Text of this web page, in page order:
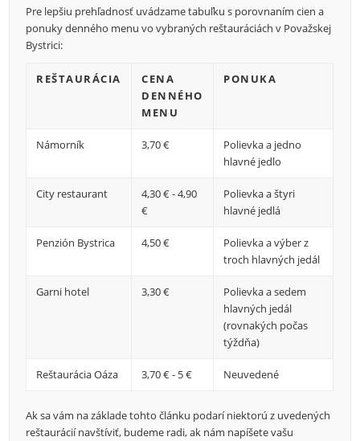
Pre lepšiu prehľadnosť uvádzame tabuľku s porovnaním cien a
ponuky denného menu vo vybraných reštauráciách v Považskej
Bystrici:
REŠTAURÁCIA
CENA
DENNÉHO
MENU
PONUKA
Námorník 3,70 €
Polievka a jedno
hlavné jedlo
City restaurant
4,30 € - 4,90
€
Polievka a štyri
hlavné jedlá
Penzión Bystrica 4,50 €
Polievka a výber z
troch hlavných jedál
Garni hotel 3,30 €
Polievka a sedem
hlavných jedál
(rovnakých počas
týždňa)
Reštaurácia Oáza 3,70 € - 5 € Neuvedené
Ak sa vám na základe tohto článku podarí niektorú z uvedených
reštaurácií navštíviť, budeme radi, ak nám napíšete vašu